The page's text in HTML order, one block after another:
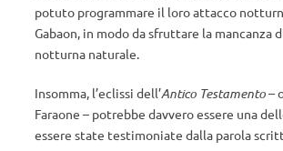
potuto programmare il loro attacco
Gabaon, in modo da sfruttare la mancanza
notturna naturale.
Insomma, l’eclissi dell’Antico Testamento–
Faraone – potrebbe davvero essere una
essere state testimoniate dalla parola